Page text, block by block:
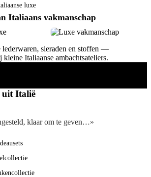
luxe
Italiaans vakmanschap
lederwaren, sieraden en stoffen —
kleine Italiaanse ambachtsateliers.
uit Italië
klaar om te geven…»